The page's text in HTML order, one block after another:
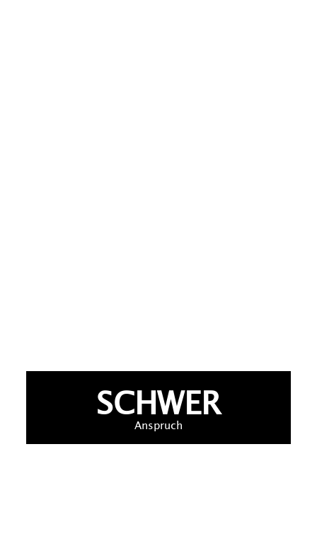
SCHWER
Anspruch